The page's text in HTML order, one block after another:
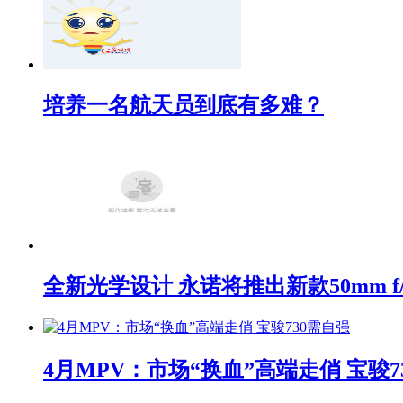
培养一名航天员到底有多难？
全新光学设计 永诺将推出新款50mm
4月MPV：市场“换血”高端走俏 宝骏